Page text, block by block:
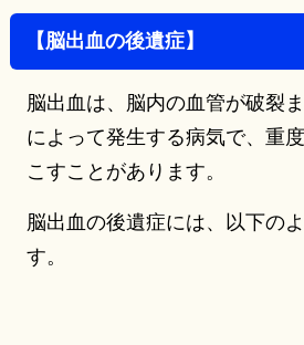
【脳出血の後遺症】
脳出血は、脳内の血管が破裂
によって発生する病気で、重
こすことがあります。
脳出血の後遺症には、以下の
す。